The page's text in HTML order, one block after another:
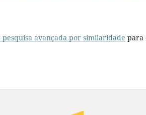
avançada por similaridade para